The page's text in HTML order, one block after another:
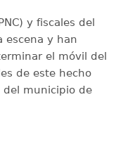
y fiscales del
escena y han
el móvil del
de este hecho
municipio de